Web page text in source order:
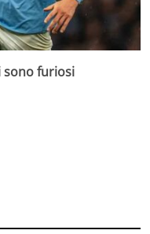
sono furiosi